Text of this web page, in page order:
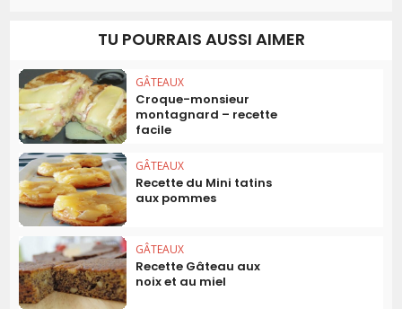
TU POURRAIS AUSSI AIMER
GÂTEAUX
Croque-monsieur
montagnard – recette
facile
GÂTEAUX
Recette du Mini tatins
aux pommes
GÂTEAUX
Recette Gâteau aux
noix et au miel